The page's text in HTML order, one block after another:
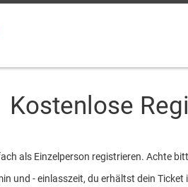
Kostenlose
als Einzelperson registrieren. Achte
und - einlasszeit, du erhältst dein